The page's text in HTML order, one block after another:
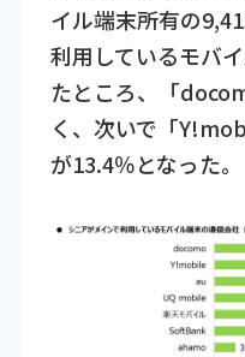
イル端末所有の
利用しているモバ
たところ、「
く、次いで「
が13.4％となった。